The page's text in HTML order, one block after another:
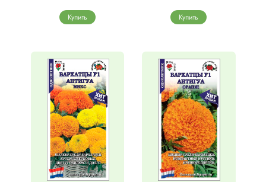
Купить Купить